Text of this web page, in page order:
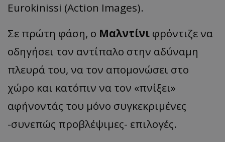
Eurokinissi (Action Images).
Σε πρώτη φάση, ο Μαλντίνι φρόντιζε να
οδηγήσει τον αντίπαλο στην αδύναμη
πλευρά του, να τον απομονώσει στο
χώρο και κατόπιν να τον «πνίξει»
αφήνοντάς του μόνο συγκεκριμένες
-συνεπώς προβλέψιμες- επιλογές.